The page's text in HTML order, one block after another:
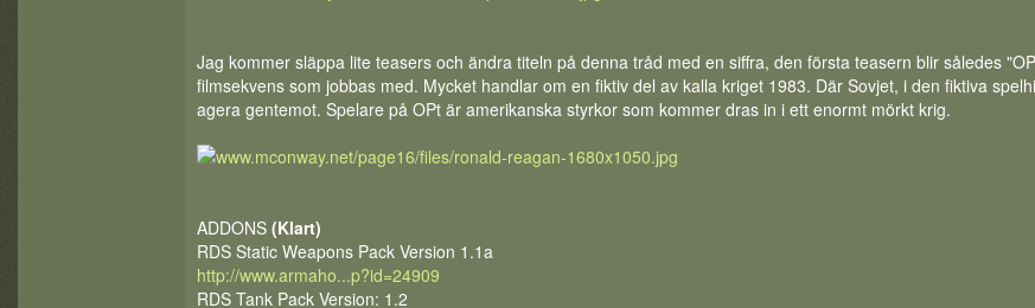
Jag kommer släppa lite teasers och ändra titeln på denna tråd med en siffra, den första teasern blir således
filmsekvens som jobbas med. Mycket handlar om en fiktiv del av kalla kriget 1983. Där Sovjet, i den fiktiva
agera gentemot. Spelare på OPt är amerikanska styrkor som kommer dras in i ett enormt mörkt krig.
ADDONS (Klart)
RDS Static Weapons Pack Version 1.1a
http://www.armaho...p?id=24909
RDS Tank Pack Version: 1.2